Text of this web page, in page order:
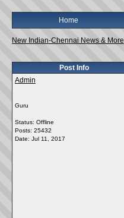
Home
New Indian-Chennai News & More
Post Info
Admin
Guru
Status: Offline
Posts: 25432
Date: Jul 11, 2017